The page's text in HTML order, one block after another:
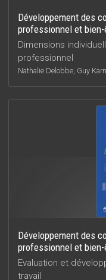
Développement des
professionnel et
Dimensions
professionnel
Nathalie Delobbe, Guy
Développement des
professionnel et
Evaluation et
travail